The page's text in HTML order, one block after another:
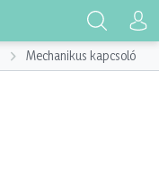
Mechanikus kapcsoló